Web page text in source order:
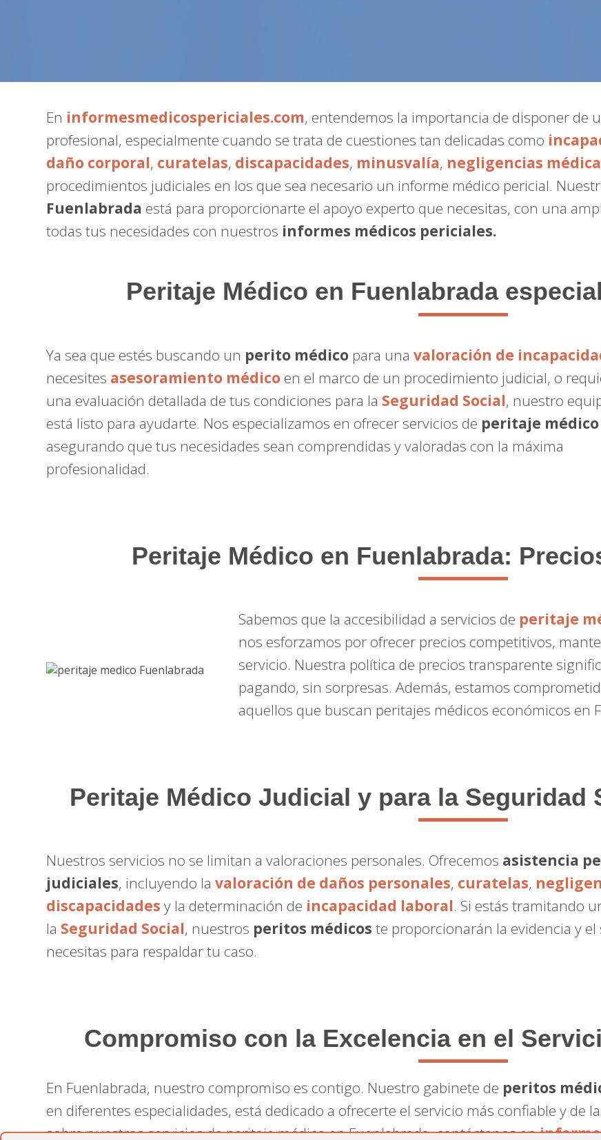
En informesmedicospericiales.com, entendemos la importancia de disponer de
profesional, especialmente cuando se trata de cuestiones tan delicadas como
daño corporal, curatelas, discapacidades, minusvalía, negligencias
procedimientos judiciales en los que sea necesario un informe médico pericial.
Fuenlabrada está para proporcionarte el apoyo experto que necesitas, con una
todas tus necesidades con nuestros informes médicos periciales.
Peritaje Médico en Fuenlabrada
Ya sea que estés buscando un perito médico para unavaloración de
necesites asesoramiento médico en el marco de un procedimiento judicial, o
una evaluación detallada de tus condiciones para la Seguridad Social, nuestro
está listo para ayudarte. Nos especializamos en ofrecer servicios de peritaje médico
asegurando que tus necesidades sean comprendidas y valoradas con la máxima
profesionalidad.
Peritaje Médico en Fuenlabrada:
Sabemos que la accesibilidad a servicios de peritaje
nos esforzamos por ofrecer precios competitivos,
servicio. Nuestra política de precios transparente
pagando, sin sorpresas. Además, estamos
aquellos que buscan peritajes médicos económicos en
Peritaje Médico Judicial y para la Seguridad
Nuestros servicios no se limitan a valoraciones personales. Ofrecemos asistencia
judiciales, incluyendo lavaloración de daños personales, curatelas,
discapacidades y la determinación de incapacidad laboral. Si estás tramitando
la Seguridad Social, nuestros peritos médicos te proporcionarán la evidencia y
necesitas para respaldar tu caso.
Compromiso con la Excelencia en el
En Fuenlabrada, nuestro compromiso es contigo. Nuestro gabinete de peritos
en diferentes especialidades, está dedicado a ofrecerte el servicio más confiable y de
sobre nuestros servicios de peritaje médico en Fuenlabrada, contáctanos en